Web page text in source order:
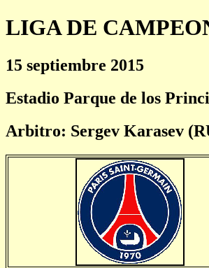
LIGA DE
15 septiembre 2015
Estadio Parque de los
Arbitro: Sergev Karasev